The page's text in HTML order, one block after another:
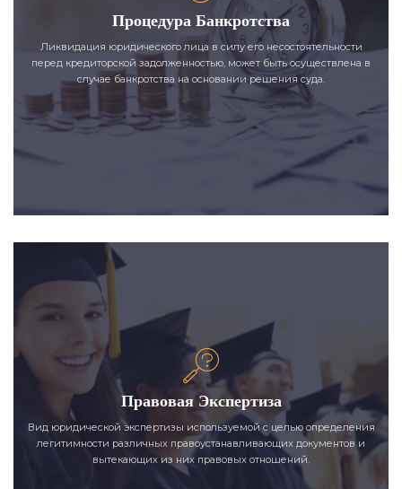
Процедура Банкротства
Ликвидация юридического лица в силу его несостоятельности
перед кредиторской задолженностью, может быть осуществлена в
случае банкротства на основании решения суда.
Правовая Экспертиза
Вид юридической экспертизы используемой с целью определения
легитимности различных правоустанавливающих документов и
вытекающих из них правовых отношений.